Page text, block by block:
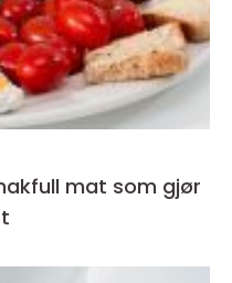
mat som gjør